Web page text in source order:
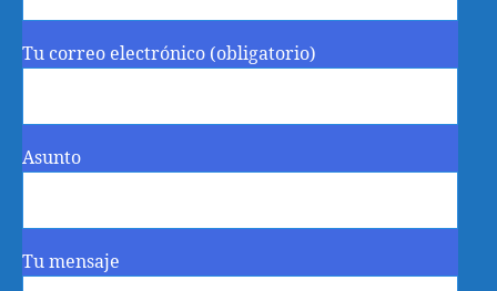
Tu correo electrónico (obligatorio)
Asunto
Tu mensaje